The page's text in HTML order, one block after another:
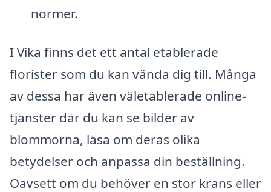
normer.
I Vika finns det ett antal etablerade
florister som du kan vända dig till. Många
av dessa har även väletablerade online-
tjänster där du kan se bilder av
blommorna, läsa om deras olika
betydelser och anpassa din beställning.
Oavsett om du behöver en stor krans eller